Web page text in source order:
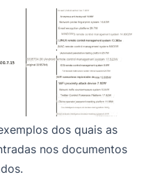
dos quais as
nos documentos